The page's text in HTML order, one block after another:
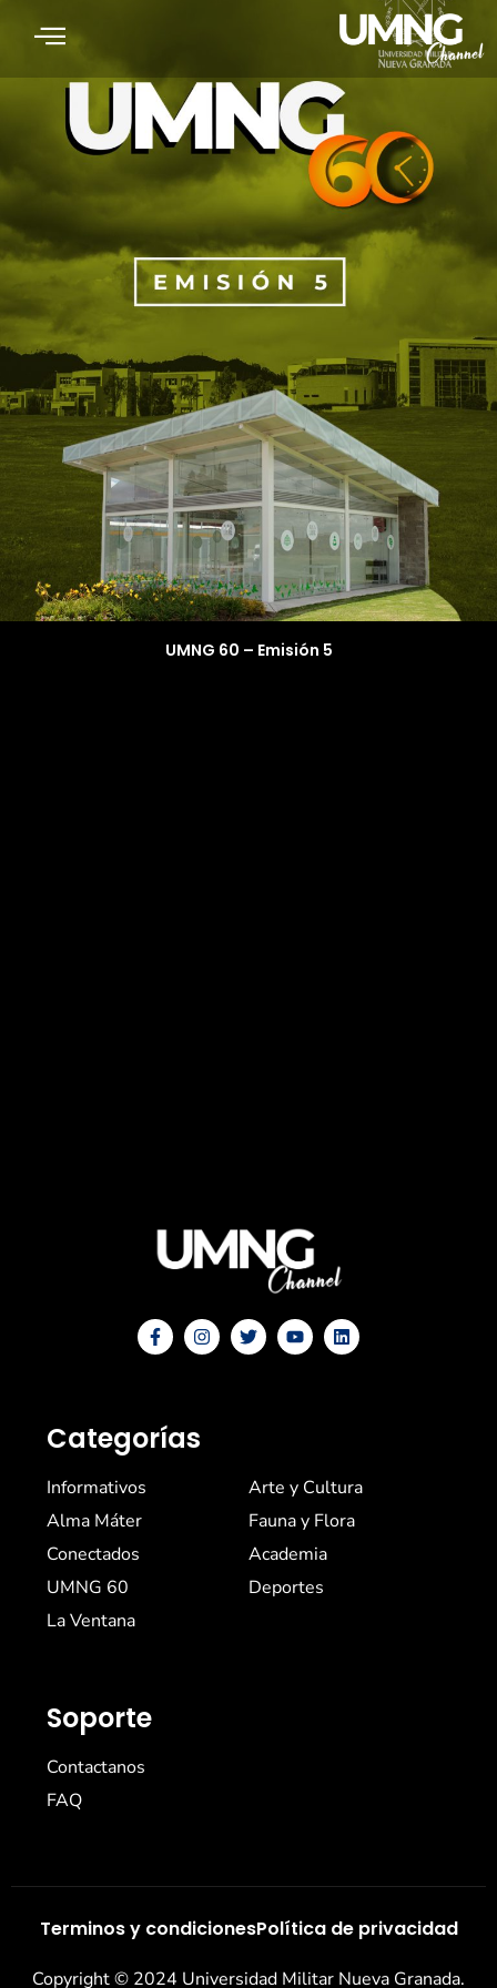
UMNG 60 – Emisión 5
Categorías
Informativos
Alma Máter
Conectados
UMNG 60
La Ventana
Arte y Cultura
Fauna y Flora
Academia
Deportes
Soporte
Contactanos
FAQ
Terminos y condicionesPolítica de privacidad
Copyright © 2024 Universidad Militar Nueva Granada.